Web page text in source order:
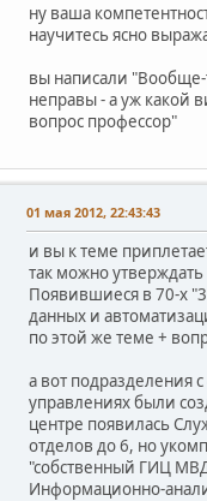
ну ваша
научитесь ясно
вы написали "Вообще-
неправы - а уж какой
вопрос профессор"
01 мая 2012, 22:43:43
и вы к теме
так можно
Появившиеся в 70-х
данных и
по этой же теме +
а вот подразделения
управлениях были
центре появилась
отделов до 6, но
"собственный ГИЦ
Информационно-